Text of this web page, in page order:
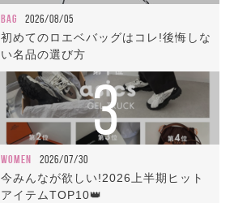
BAG 2026/08/05
初めてのロエベバッグはコレ!後悔しな
い名品の選び方
3
WOMEN 2026/07/30
今みんなが欲しい!2026上半期ヒット
アイテムTOP10👑